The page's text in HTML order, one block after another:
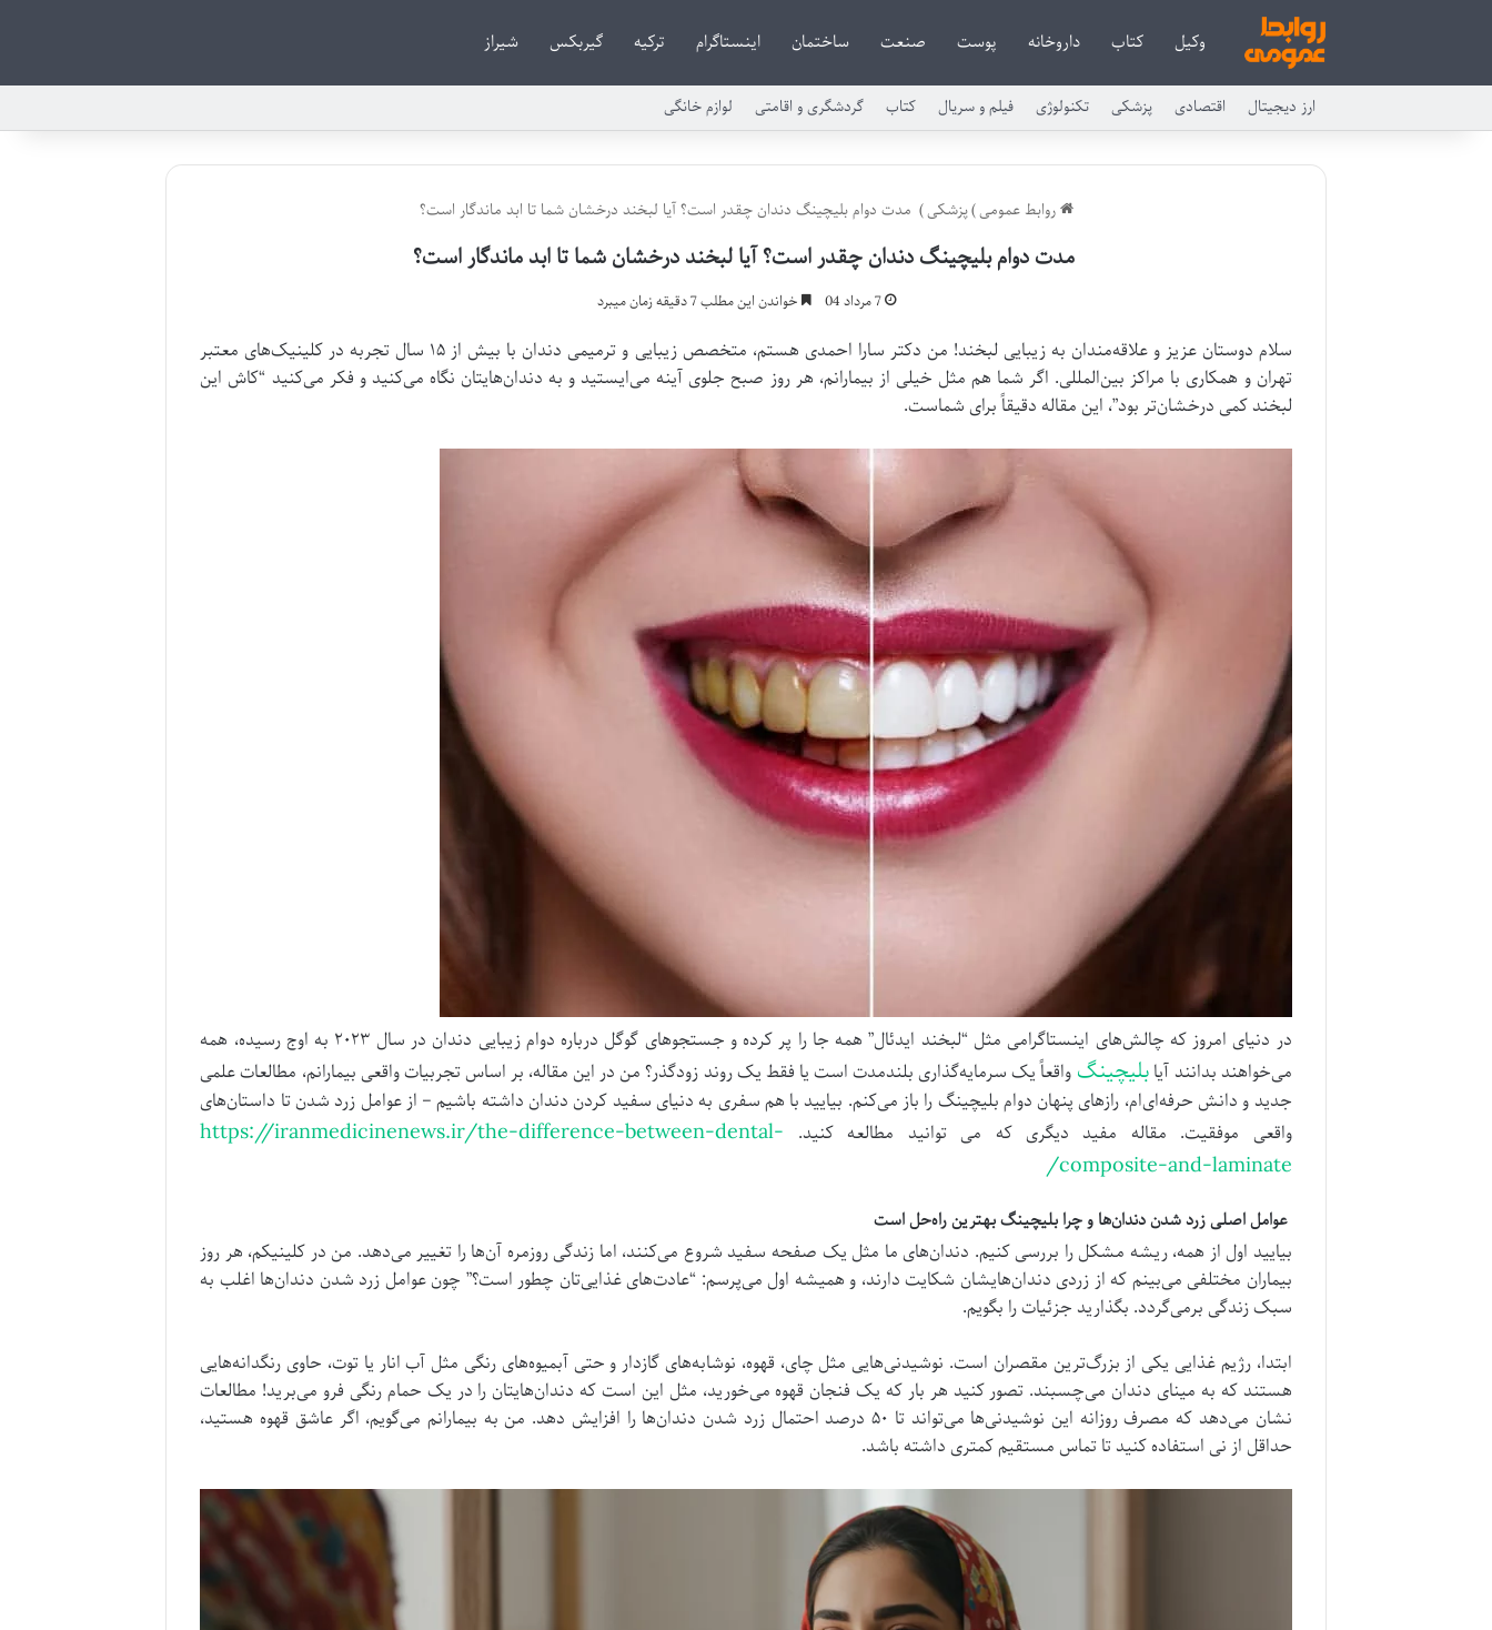
وکیل کتاب داروخانه پوست صنعت ساختمان اینستاگرام ترکیه گیربکس شیراز
ارز دیجیتال اقتصادی پزشکی تکنولوژی فیلم و سریال کتاب گردشگری و اقامتی لوازم خانگی
روابط عمومی)پزشکی) مدت دوام بلیچینگ دندان چقدر است؟ آیا لبخند درخشان شما تا ابد ماندگار است؟
مدت دوام بلیچینگ دندان چقدر است؟ آیا لبخند درخشان شما تا ابد ماندگار است؟
7 مرداد 04 خواندن این مطلب 7 دقیقه زمان میبرد
سلام دوستان عزیز و علاقه‌مندان به زیبایی لبخند! من دکتر سارا احمدی هستم، متخصص زیبایی و ترمیمی دندان با بیش از ۱۵ سال تجربه در کلینیک‌های معتبر
تهران و همکاری با مراکز بین‌المللی. اگر شما هم مثل خیلی از بیمارانم، هر روز صبح جلوی آینه می‌ایستید و به دندان‌هایتان نگاه می‌کنید و فکر می‌کنید “کاش این
لبخند کمی درخشان‌تر بود”، این مقاله دقیقاً برای شماست.
در دنیای امروز که چالش‌های اینستاگرامی مثل “لبخند ایدئال” همه جا را پر کرده و جستجوهای گوگل درباره دوام زیبایی دندان در سال ۲۰۲۳ به اوج رسیده، همه
می‌خواهند بدانند آیابلیچینگ واقعاً یک سرمایه‌گذاری بلندمدت است یا فقط یک روند زودگذر؟ من در این مقاله، بر اساس تجربیات واقعی بیمارانم، مطالعات علمی
جدید و دانش حرفه‌ای‌ام، رازهای پنهان دوام بلیچینگ را باز می‌کنم. بیایید با هم سفری به دنیای سفید کردن دندان داشته باشیم – از عوامل زرد شدن تا داستان‌های
واقعی موفقیت. مقاله مفید دیگری که می توانید مطالعه کنید. https://iranmedicinenews.ir/the-difference-between-dental-
composite-and-laminate/
عوامل اصلی زرد شدن دندان‌ها و چرا بلیچینگ بهترین راه‌حل است
بیایید اول از همه، ریشه مشکل را بررسی کنیم. دندان‌های ما مثل یک صفحه سفید شروع می‌کنند، اما زندگی روزمره آن‌ها را تغییر می‌دهد. من در کلینیکم، هر روز
بیماران مختلفی می‌بینم که از زردی دندان‌هایشان شکایت دارند، و همیشه اول می‌پرسم: “عادت‌های غذایی‌تان چطور است؟” چون عوامل زرد شدن دندان‌ها اغلب به
سبک زندگی برمی‌گردد. بگذارید جزئیات را بگویم.
ابتدا، رژیم غذایی یکی از بزرگ‌ترین مقصران است. نوشیدنی‌هایی مثل چای، قهوه، نوشابه‌های گازدار و حتی آبمیوه‌های رنگی مثل آب انار یا توت، حاوی رنگدانه‌هایی
هستند که به مینای دندان می‌چسبند. تصور کنید هر بار که یک فنجان قهوه می‌خورید، مثل این است که دندان‌هایتان را در یک حمام رنگی فرو می‌برید! مطالعات
نشان می‌دهد که مصرف روزانه این نوشیدنی‌ها می‌تواند تا ۵۰ درصد احتمال زرد شدن دندان‌ها را افزایش دهد. من به بیمارانم می‌گویم، اگر عاشق قهوه هستید،
حداقل از نی استفاده کنید تا تماس مستقیم کمتری داشته باشد.